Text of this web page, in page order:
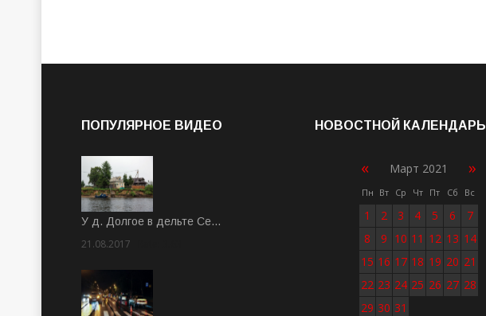
ПОПУЛЯРНОЕ ВИДЕО
У д. Долгое в дельте Се…
21.08.2017
НОВОСТНОЙ КАЛЕНДАРЬ
« Март 2021 »
Пн Вт Ср Чт Пт Сб Вс
1 2 3 4 5 6
7
8
9 10 11 12 13 14
15 16 17 18 19 20 21
22 23 24 25 26 27 28
29 30 31